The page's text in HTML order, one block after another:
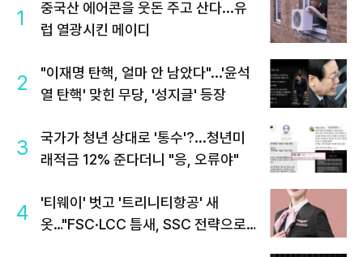
1
중국산 에어콘을 웃돈 주고 산다...유
럽 열광시킨 메이디
2
"이재명 탄핵, 얼마 안 남았다"...'윤석
열 탄핵' 맞힌 무당, '성지글' 등장
3
국가가 청년 상대로 '통수'?...청년미
래적금 12% 준다더니 "응, 오류야"
4
'티웨이' 벗고 '트리니티항공' 새
옷…"FSC·LCC 틈새, SSC 전략으로